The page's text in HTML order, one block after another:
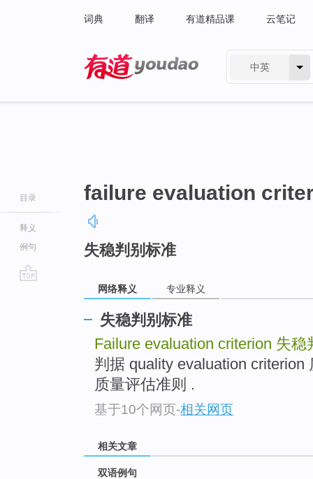
词典 翻译 有道精品课 云笔记
中英
目录
释义
例句
failure evaluation
失稳判别标准
网络释义 专业释义
失稳判别标准
Failure evaluation criterion 失稳
判据 quality evaluation
质量评估准则 .
基于10个网页-相关网页
相关文章
双语例句